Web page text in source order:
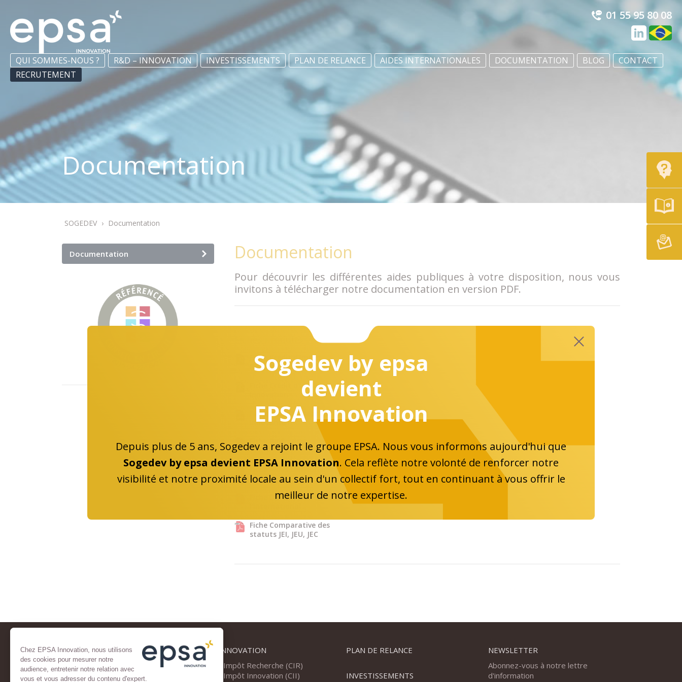
Chez EPSA Innovation, nous utilisons
des cookies pour mesurer notre
audience, entretenir notre relation avec
vous et vous adresser du contenu d'expert.
QUI SOMMES-NOUS ? R&D – INNOVATION INVESTISSEMENTS PLAN DE RELANCE AIDES INTERNATIONALES DOCUMENTATION BLOG
CONTACT
RECRUTEMENT
01 55 95 80 08
Documentation
SOGEDEV › Documentation
Documentation Documentation
Pour découvrir les différentes aides publiques à votre disposition, nous vous
invitons à télécharger notre documentation en version PDF.
Fiche Crédit d'Impôt
Recherche
Fiche Crédit d'Impôt
Fiche Jeune Entreprise
Innovante
Fiche Bpifrance
Fiche Aides territoriales
Fiche Développement à
Fiche Comparative des
statuts JEI, JEU, JEC
NOTRE CABINET
Qui sommes-nous ?
Notre expertise
R&D – INNOVATION
Crédit d'Impôt Recherche (CIR)
Crédit d'Impôt Innovation (CII)
PLAN DE RELANCE
INVESTISSEMENTS
NEWSLETTER
Abonnez-vous à notre lettre
d'information
Sogedev by epsa
devient
EPSA Innovation
Depuis plus de 5 ans, Sogedev a rejoint le groupe EPSA. Nous vous informons aujourd'hui que
Sogedev by epsa devient EPSA Innovation. Cela reflète notre volonté de renforcer notre
visibilité et notre proximité locale au sein d'un collectif fort, tout en continuant à vous offrir le
meilleur de notre expertise.